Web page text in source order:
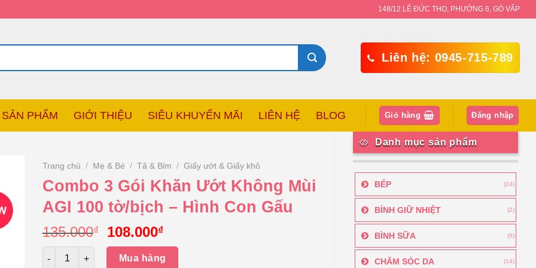
148/12 LÊ ĐỨC THỌ, PHƯỜNG 6, GÒ VẤP
Liên hệ: 0945-715-789
SẢN PHẨM GIỚI THIỆU SIÊU KHUYẾN MÃI LIÊN HỆ BLOG Giỏ hàng Đăng nhập
Danh mục sản phẩm
BẾP (24)
BÌNH GIỮ NHIỆT (2)
BÌNH SỮA (9)
CHĂM SÓC DA (14)
Trang chủ / Mẹ & Bé / Tã & Bỉm / Giấy ướt & Giấy khô
Combo 3 Gói Khăn Ướt Không Mùi
AGI 100 tờ/bịch – Hình Con Gấu
135.000₫
Giá
gốc
là:
108.000₫Giá
hiện
tại
Số lượng
Mua hàng